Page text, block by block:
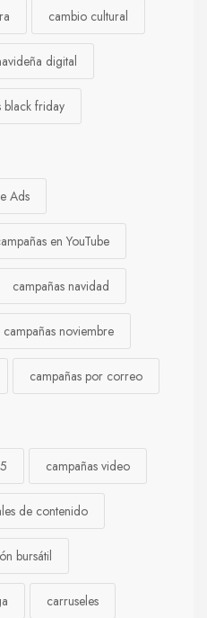
cambio cultural
digital
black friday
Ads
en YouTube
campañas navidad
campañas noviembre
campañas por correo
campañas video
de contenido
bursátil
carruseles